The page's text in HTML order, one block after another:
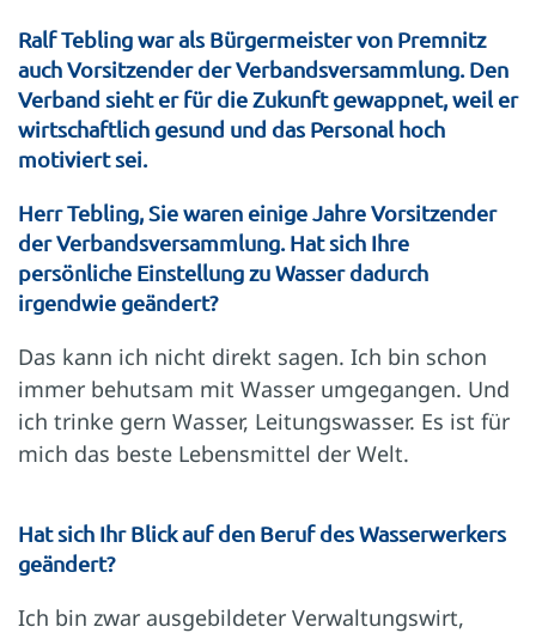
Ralf Tebling war als Bürgermeister von Premnitz
auch Vorsitzender der Verbandsversammlung. Den
Verband sieht er für die Zukunft gewappnet, weil er
wirtschaftlich gesund und das Personal hoch
motiviert sei.
Herr Tebling, Sie waren einige Jahre Vorsitzender
der Verbandsversammlung. Hat sich Ihre
persönliche Einstellung zu Wasser dadurch
irgendwie geändert?
Das kann ich nicht direkt sagen. Ich bin schon
immer behutsam mit Wasser umgegangen. Und
ich trinke gern Wasser, Leitungswasser. Es ist für
mich das beste Lebensmittel der Welt.
Hat sich Ihr Blick auf den Beruf des Wasserwerkers
geändert?
Ich bin zwar ausgebildeter Verwaltungswirt,